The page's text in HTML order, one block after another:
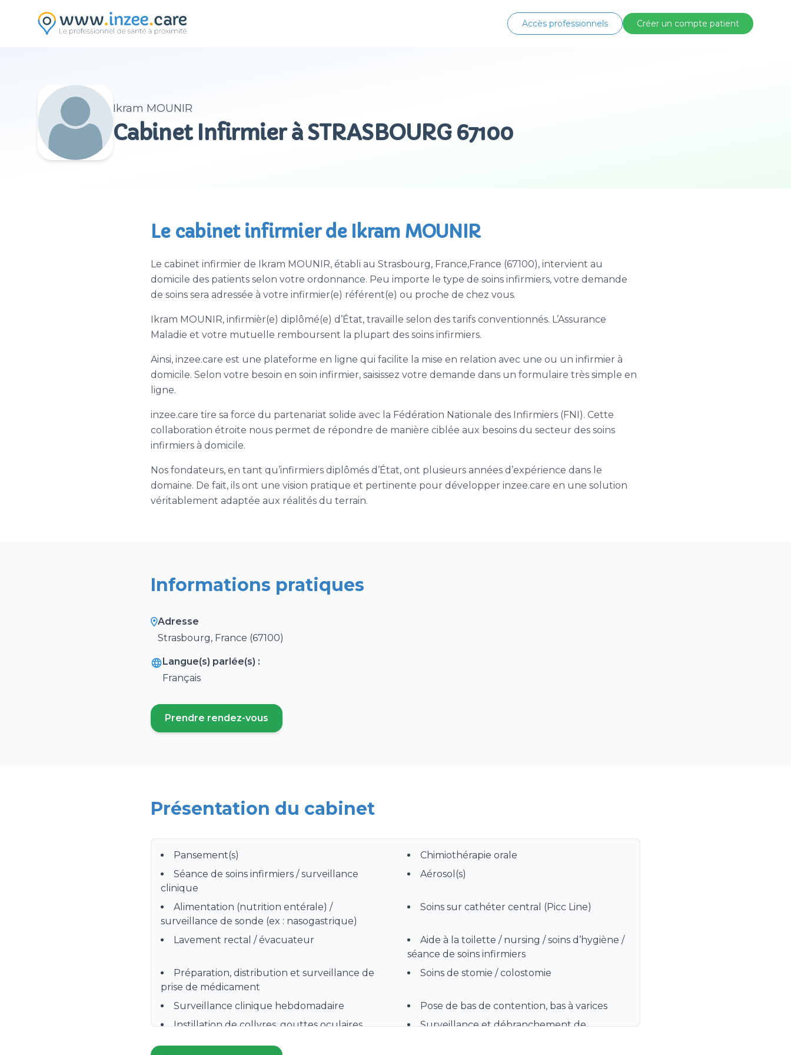
Accès professionnels Créer un compte patient
Ikram MOUNIR
Cabinet Infirmier à STRASBOURG 67100
Le cabinet infirmier de Ikram MOUNIR
Le cabinet infirmier de Ikram MOUNIR, établi au Strasbourg, France,France (67100), intervient au
domicile des patients selon votre ordonnance. Peu importe le type de soins infirmiers, votre demande
de soins sera adressée à votre infirmier(e) référent(e) ou proche de chez vous.
Ikram MOUNIR, infirmièr(e) diplômé(e) d’État, travaille selon des tarifs conventionnés. L’Assurance
Maladie et votre mutuelle remboursent la plupart des soins infirmiers.
Ainsi, inzee.care est une plateforme en ligne qui facilite la mise en relation avec une ou un infirmier à
domicile. Selon votre besoin en soin infirmier, saisissez votre demande dans un formulaire très simple en
ligne.
inzee.care tire sa force du partenariat solide avec la Fédération Nationale des Infirmiers (FNI). Cette
collaboration étroite nous permet de répondre de manière ciblée aux besoins du secteur des soins
infirmiers à domicile.
Nos fondateurs, en tant qu’infirmiers diplômés d’État, ont plusieurs années d’expérience dans le
domaine. De fait, ils ont une vision pratique et pertinente pour développer inzee.care en une solution
véritablement adaptée aux réalités du terrain.
Informations pratiques
Adresse
Strasbourg, France (67100)
Langue(s) parlée(s) :
Français
Prendre rendez-vous
(ouvre un nouvel onglet)
Présentation du cabinet
Pansement(s)
Chimiothérapie orale
Séance de soins infirmiers / surveillance
clinique
Aérosol(s)
Alimentation (nutrition entérale) /
surveillance de sonde (ex : nasogastrique)
Soins sur cathéter central (Picc Line)
Lavement rectal / évacuateur
Aide à la toilette / nursing / soins d’hygiène /
séance de soins infirmiers
Préparation, distribution et surveillance de
prise de médicament
Soins de stomie / colostomie
Surveillance clinique hebdomadaire
Pose de bas de contention, bas à varices
Instillation de collyres, gouttes oculaires
Surveillance et débranchement de